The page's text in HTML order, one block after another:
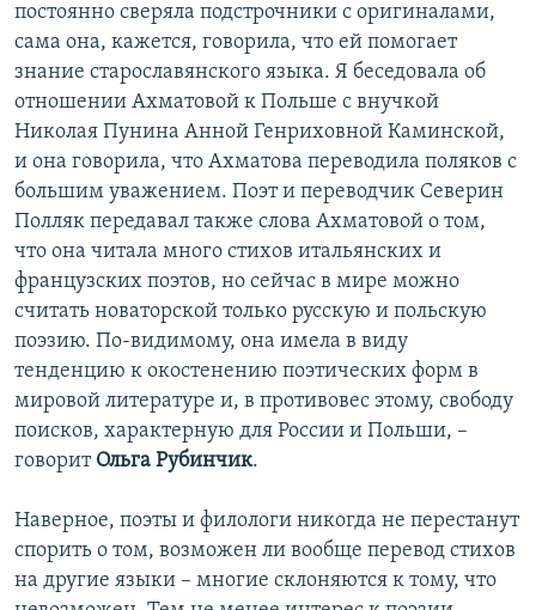
постоянно сверяла подстрочники с оригиналами,
сама она, кажется, говорила, что ей помогает
знание старославянского языка. Я беседовала об
отношении Ахматовой к Польше с внучкой
Николая Пунина Анной Генриховной Каминской,
и она говорила, что Ахматова переводила поляков с
большим уважением. Поэт и переводчик Северин
Полляк передавал также слова Ахматовой о том,
что она читала много стихов итальянских и
французских поэтов, но сейчас в мире можно
считать новаторской только русскую и польскую
поэзию. По-видимому, она имела в виду
тенденцию к окостенению поэтических форм в
мировой литературе и, в противовес этому, свободу
поисков, характерную для России и Польши, –
говорит Ольга Рубинчик.
Наверное, поэты и филологи никогда не перестанут
спорить о том, возможен ли вообще перевод стихов
на другие языки – многие склоняются к тому, что